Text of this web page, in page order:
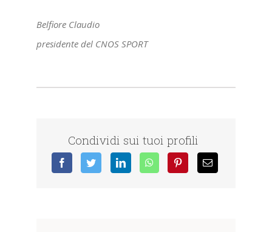
Belfiore Claudio
presidente del CNOS SPORT
Condividi sui tuoi profili